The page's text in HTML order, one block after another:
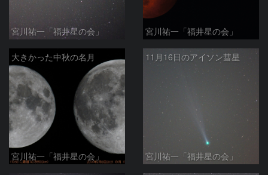
宮川祐一「福井星の会」 宮川祐一「福井星の会」
大きかった中秋の名月
宮川祐一「福井星の会」
11月16日のアイソン彗星
宮川祐一「福井星の会」